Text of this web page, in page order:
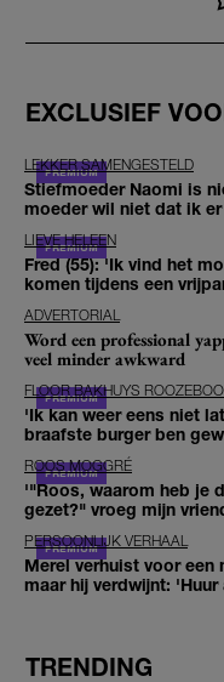
EXCLUSIEF
LEKKER SAMENGESTELD
Stiefmoeder Naomi is
moeder wil niet dat ik
LIEVE HELEEN
Fred (55): 'Ik vind het
komen tijdens een
ADVERTORIAL
Word een professional
veel minder awkward
FLOOR BAKHUYS
'Ik kan weer eens niet
braafste burger ben
ROOS MOGGRÉ
'"Roos, waarom heb je
gezet?" vroeg mijn
PERSOONLIJK VERHAAL
Merel verhuist voor een
maar hij verdwijnt:
TRENDING